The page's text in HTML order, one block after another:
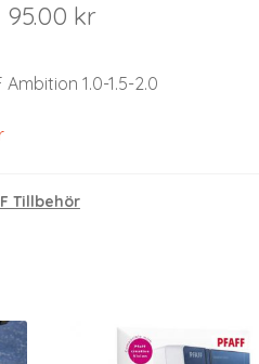
95.00 kr
Ambition 1.0-1.5-2.0
Tillbehör